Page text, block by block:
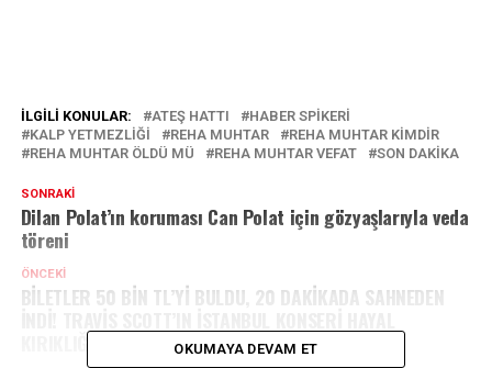
İLGILI KONULAR: ATEŞ HATTI
HABER SPIKERI
KALP YETMEZLIĞI
REHA MUHTAR
REHA MUHTAR KIMDIR
REHA MUHTAR ÖLDÜ MÜ
REHA MUHTAR VEFAT SON DAKİKA
SONRAKI
Dilan Polat’ın koruması Can Polat için gözyaşlarıyla veda
töreni
ÖNCEKI
BİLETLER 50 BİN TL’Yİ BULDU, 20 DAKİKADA SAHNEDEN
KIRIKLIĞI YARATTI
OKUMAYA DEVAM ET